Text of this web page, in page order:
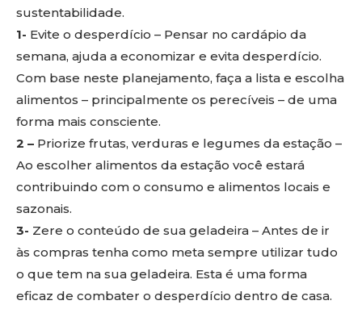
sustentabilidade.
1- Evite o desperdício – Pensar no cardápio da
semana, ajuda a economizar e evita desperdício.
Com base neste planejamento, faça a lista e escolha
alimentos – principalmente os perecíveis – de uma
forma mais consciente.
2 – Priorize frutas, verduras e legumes da estação –
Ao escolher alimentos da estação você estará
contribuindo com o consumo e alimentos locais e
sazonais.
3- Zere o conteúdo de sua geladeira – Antes de ir
às compras tenha como meta sempre utilizar tudo
o que tem na sua geladeira. Esta é uma forma
eficaz de combater o desperdício dentro de casa.